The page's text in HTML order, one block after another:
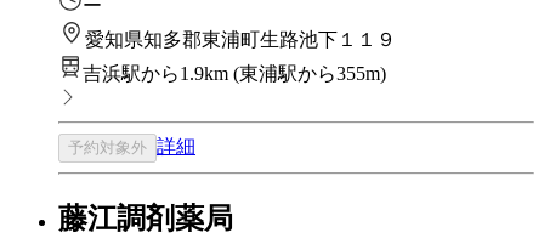
ー
愛知県知多郡東浦町生路池下１１９
吉浜駅から1.9km (東浦駅から355m)
予約対象外 詳細
藤江調剤薬局